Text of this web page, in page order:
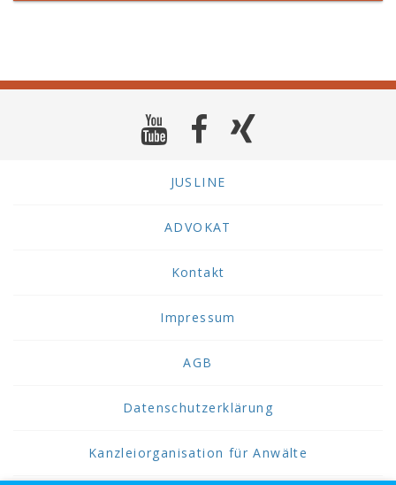
JUSLINE
ADVOKAT
Kontakt
Impressum
AGB
Datenschutzerklärung
Kanzleiorganisation für Anwälte